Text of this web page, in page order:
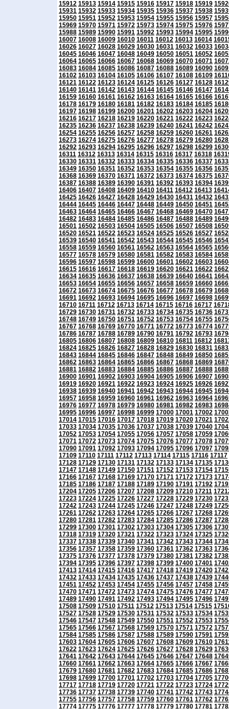
15912 15913 15914 15915 15916 15917 15918 15919
15931 15932 15933 15934 15935 15936 15937 15938
15950 15951 15952 15953 15954 15955 15956 15957
15969 15970 15971 15972 15973 15974 15975 15976
15988 15989 15990 15991 15992 15993 15994 15995
16007 16008 16009 16010 16011 16012 16013 16014
16026 16027 16028 16029 16030 16031 16032 16033
16045 16046 16047 16048 16049 16050 16051 16052
16064 16065 16066 16067 16068 16069 16070 16071
16083 16084 16085 16086 16087 16088 16089 16090
16102 16103 16104 16105 16106 16107 16108 16109
16121 16122 16123 16124 16125 16126 16127 16128
16140 16141 16142 16143 16144 16145 16146 16147
16159 16160 16161 16162 16163 16164 16165 16166
16178 16179 16180 16181 16182 16183 16184 16185
16197 16198 16199 16200 16201 16202 16203 16204
16216 16217 16218 16219 16220 16221 16222 16223
16235 16236 16237 16238 16239 16240 16241 16242
16254 16255 16256 16257 16258 16259 16260 16261
16273 16274 16275 16276 16277 16278 16279 16280
16292 16293 16294 16295 16296 16297 16298 16299
16311 16312 16313 16314 16315 16316 16317 16318
16330 16331 16332 16333 16334 16335 16336 16337
16349 16350 16351 16352 16353 16354 16355 16356
16368 16369 16370 16371 16372 16373 16374 16375
16387 16388 16389 16390 16391 16392 16393 16394
16406 16407 16408 16409 16410 16411 16412 16413
16425 16426 16427 16428 16429 16430 16431 16432
16444 16445 16446 16447 16448 16449 16450 16451
16463 16464 16465 16466 16467 16468 16469 16470
16482 16483 16484 16485 16486 16487 16488 16489
16501 16502 16503 16504 16505 16506 16507 16508
16520 16521 16522 16523 16524 16525 16526 16527
16539 16540 16541 16542 16543 16544 16545 16546
16558 16559 16560 16561 16562 16563 16564 16565
16577 16578 16579 16580 16581 16582 16583 16584
16596 16597 16598 16599 16600 16601 16602 16603
16615 16616 16617 16618 16619 16620 16621 16622
16634 16635 16636 16637 16638 16639 16640 16641
16653 16654 16655 16656 16657 16658 16659 16660
16672 16673 16674 16675 16676 16677 16678 16679
16691 16692 16693 16694 16695 16696 16697 16698
16710 16711 16712 16713 16714 16715 16716 16717
16729 16730 16731 16732 16733 16734 16735 16736
16748 16749 16750 16751 16752 16753 16754 16755
16767 16768 16769 16770 16771 16772 16773 16774
16786 16787 16788 16789 16790 16791 16792 16793
16805 16806 16807 16808 16809 16810 16811 16812
16824 16825 16826 16827 16828 16829 16830 16831
16843 16844 16845 16846 16847 16848 16849 16850
16862 16863 16864 16865 16866 16867 16868 16869
16881 16882 16883 16884 16885 16886 16887 16888
16900 16901 16902 16903 16904 16905 16906 16907
16919 16920 16921 16922 16923 16924 16925 16926
16938 16939 16940 16941 16942 16943 16944 16945
16957 16958 16959 16960 16961 16962 16963 16964
16976 16977 16978 16979 16980 16981 16982 16983
16995 16996 16997 16998 16999 17000 17001 17002
17014 17015 17016 17017 17018 17019 17020 17021
17033 17034 17035 17036 17037 17038 17039 17040
17052 17053 17054 17055 17056 17057 17058 17059
17071 17072 17073 17074 17075 17076 17077 17078
17090 17091 17092 17093 17094 17095 17096 17097
17109 17110 17111 17112 17113 17114 17115 17116 17117
17128 17129 17130 17131 17132 17133 17134 17135
17147 17148 17149 17150 17151 17152 17153 17154
17166 17167 17168 17169 17170 17171 17172 17173
17185 17186 17187 17188 17189 17190 17191 17192
17204 17205 17206 17207 17208 17209 17210 17211
17223 17224 17225 17226 17227 17228 17229 17230
17242 17243 17244 17245 17246 17247 17248 17249
17261 17262 17263 17264 17265 17266 17267 17268
17280 17281 17282 17283 17284 17285 17286 17287
17299 17300 17301 17302 17303 17304 17305 17306
17318 17319 17320 17321 17322 17323 17324 17325
17337 17338 17339 17340 17341 17342 17343 17344
17356 17357 17358 17359 17360 17361 17362 17363
17375 17376 17377 17378 17379 17380 17381 17382
17394 17395 17396 17397 17398 17399 17400 17401
17413 17414 17415 17416 17417 17418 17419 17420
17432 17433 17434 17435 17436 17437 17438 17439
17451 17452 17453 17454 17455 17456 17457 17458
17470 17471 17472 17473 17474 17475 17476 17477
17489 17490 17491 17492 17493 17494 17495 17496
17508 17509 17510 17511 17512 17513 17514 17515
17527 17528 17529 17530 17531 17532 17533 17534
17546 17547 17548 17549 17550 17551 17552 17553
17565 17566 17567 17568 17569 17570 17571 17572
17584 17585 17586 17587 17588 17589 17590 17591
17603 17604 17605 17606 17607 17608 17609 17610
17622 17623 17624 17625 17626 17627 17628 17629
17641 17642 17643 17644 17645 17646 17647 17648
17660 17661 17662 17663 17664 17665 17666 17667
17679 17680 17681 17682 17683 17684 17685 17686
17698 17699 17700 17701 17702 17703 17704 17705
17717 17718 17719 17720 17721 17722 17723 17724
17736 17737 17738 17739 17740 17741 17742 17743
17755 17756 17757 17758 17759 17760 17761 17762
17774 17775 17776 17777 17778 17779 17780 17781